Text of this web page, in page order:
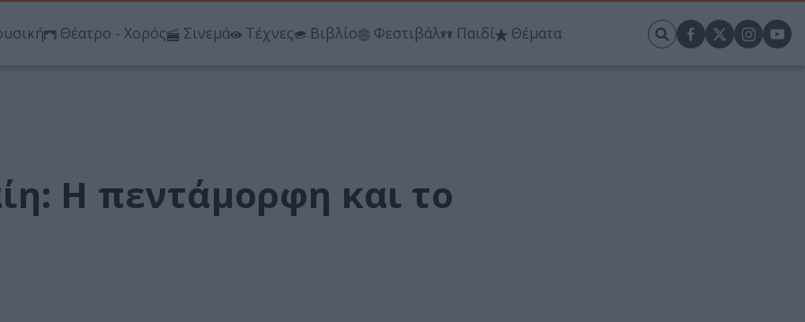
Θέατρο - Χορός Σινεμά Τέχνες Βιβλίο Φεστιβάλ Παιδί Θέματα
Η πεντάμορφη και το